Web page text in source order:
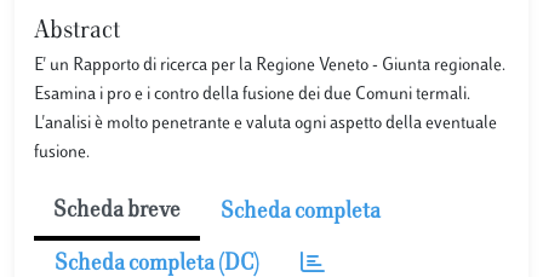
Abstract
E' un Rapporto di ricerca per la Regione Veneto - Giunta regionale.
Esamina i pro e i contro della fusione dei due Comuni termali.
L'analisi è molto penetrante e valuta ogni aspetto della eventuale
fusione.
Scheda breve Scheda completa
Scheda completa (DC)